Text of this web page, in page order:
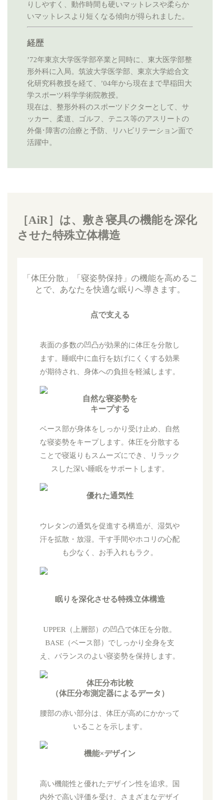
りしやすく、動作時間も硬いマットレスや柔らか
いマットレスより短くなる傾向が得られました。
経歴
’72年東京大学医学部卒業と同時に、東大医学部整
形外科に入局。筑波大学医学部、東京大学総合文
化研究科教授を経て、’04年から現在まで早稲田大
学スポーツ科学学術院教授。
現在は、整形外科のスポーツドクターとして、サ
ッカー、柔道、ゴルフ、テニス等のアスリートの
外傷･障害の治療と予防、リハビリテーション面で
活躍中。
［AiR］は、敷き寝具の機能を深化
させた特殊立体構造
「体圧分散」「寝姿勢保持」の機能を高めるこ
とで、あなたを快適な眠りへ導きます。
点で支える
表面の多数の凹凸が効果的に体圧を分散し
ます。睡眠中に血行を妨げにくくする効果
が期待され、身体への負担を軽減します。
自然な寝姿勢を
キープする
ベース部が身体をしっかり受け止め、自然
な寝姿勢をキープします。体圧を分散する
ことで寝返りもスムーズにでき、リラック
スした深い睡眠をサポートします。
優れた通気性
ウレタンの通気を促進する構造が、湿気や
汗を拡散・放湿。干す手間やホコリの心配
も少なく、お手入れもラク。
眠りを深化させる特殊立体構造
UPPER（上層部）の凹凸で体圧を分散。
BASE（ベース部）でしっかり全身を支
え、バランスのよい寝姿勢を保持します。
体圧分布比較
（体圧分布測定器によるデータ）
腰部の赤い部分は、体圧が高めにかかって
いることを示します。
機能×デザイン
高い機能性と優れたデザイン性を追求。国
内外で高い評価を受け、さまざまなデザイ